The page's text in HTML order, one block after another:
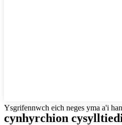
Ysgrifennwch eich neges yma a'i
cynhyrchion